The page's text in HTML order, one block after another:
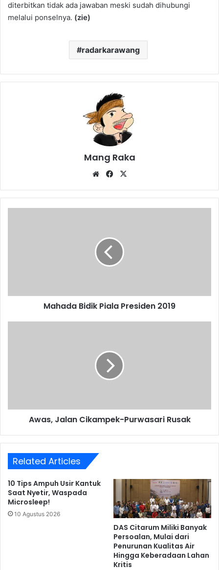
diterbitkan tidak ada jawaban meski sudah dihubungi
melalui ponselnya. (zie)
radarkarawang
Mang Raka
WebsiteFacebook
Mahada Bidik Piala Presiden 2019
Awas, Jalan Cikampek-Purwasari Rusak
Related Articles
10 Tips Ampuh Usir Kantuk
Saat Nyetir, Waspada
Microsleep!
10 Agustus 2026
DAS Citarum Miliki Banyak
Persoalan, Mulai dari
Penurunan Kualitas Air
Hingga Keberadaan Lahan
Kritis